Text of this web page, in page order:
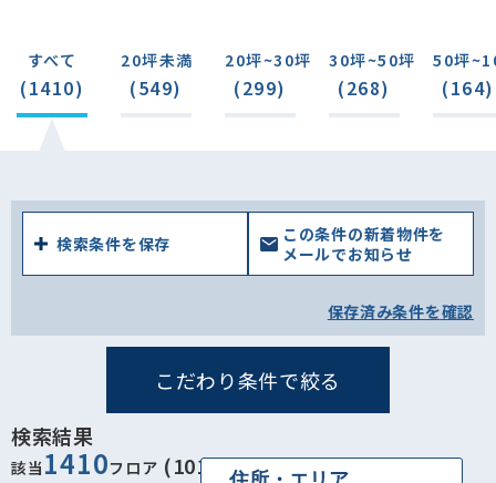
羽村市(4)
あきる野市(7)
西東京市(46)
西多摩郡瑞穂町(2)
西多摩郡日の出町(0)
すべて
(1410)
20坪未満
(549)
20坪~30坪
(299)
30坪~50坪
(268)
50坪
(164)
検索条件を保存
この条件の新着物件を
メールでお知らせ
保存済み条件を確認
こだわり条件で絞る
検索結果
該当 1410フロア (1012ビル)